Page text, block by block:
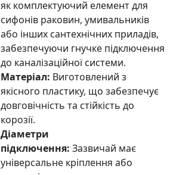
як комплектуючий елемент для
сифонів раковин, умивальників
або інших сантехнічних приладів,
забезпечуючи гнучке підключення
до каналізаційної системи.
Матеріал: Виготовлений з
якісного пластику, що забезпечує
довговічність та стійкість до
корозії.
Діаметри
підключення: Зазвичай має
універсальне кріплення або